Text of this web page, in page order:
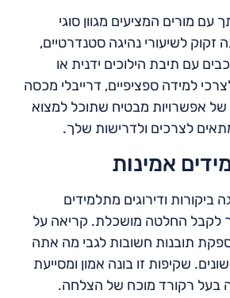
עם מורים המציעים מגוון סוגי
זקוק לשיעורי נהיגה סטנדרטיים,
עם תיבת הילוכים ידנית או
למידה ספציפיים, דרייבלי מכסה
של אפשרויות מבטיח שתוכל למצוא
לצרכים ולדרישות שלך.
אמינות
ביקורות ודירוגים מתלמידים
לקבל החלטה מושכלת. קריאה על
תובנות חשובות לגבי מה אתה
שקיפות זו בונה אמון ומסייעת
בעל רקורד מוכח של הצלחה.